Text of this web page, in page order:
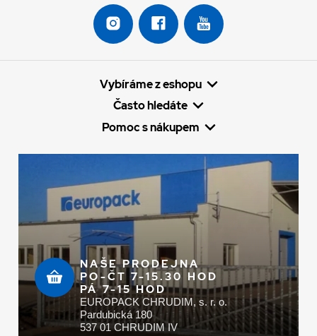
Vybíráme z eshopu
Často hledáte
Pomoc s nákupem
NAŠE PRODEJNA
PO-ČT 7-15.30 HOD
PÁ 7-15 HOD
EUROPACK CHRUDIM, s. r. o.
Pardubická 180
537 01 CHRUDIM IV